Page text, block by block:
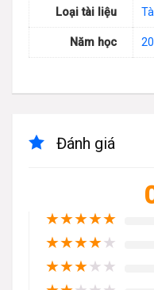
Loại tài liệu
Năm học
Đánh giá
★★★★★
★★★★★
★★★★★